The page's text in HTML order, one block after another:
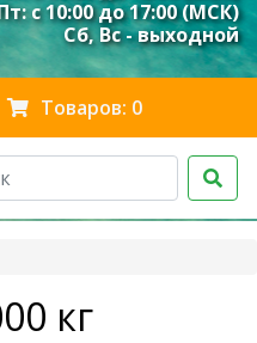
с 10:00 до 17:00 (МСК)
Сб, Вс - выходной
Товаров: 0
кг